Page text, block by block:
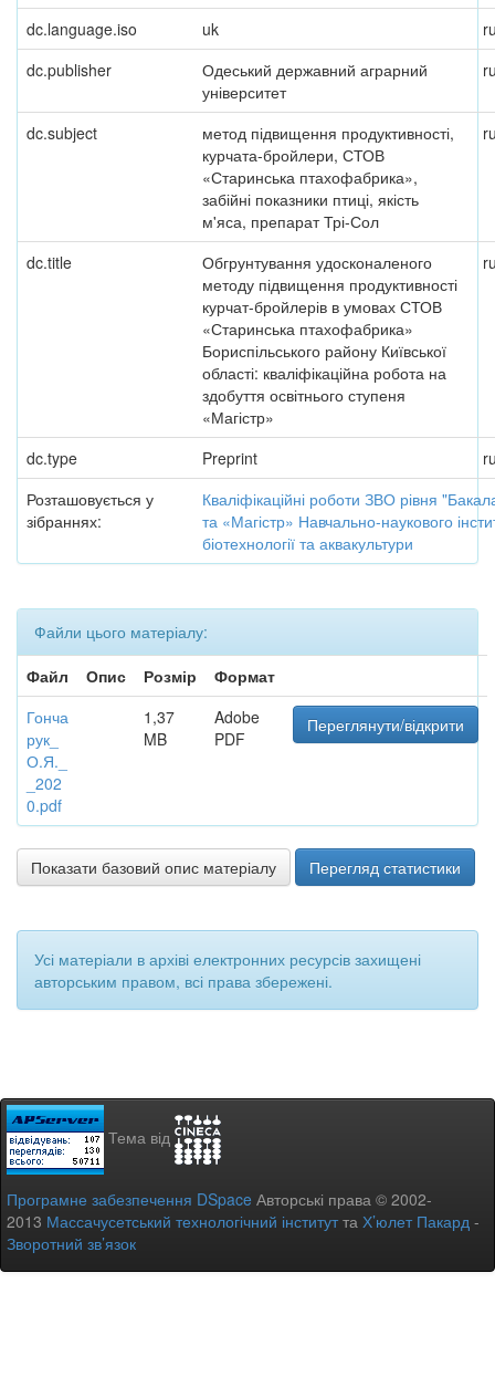
dc.language.iso uk
dc.publisher
Одеський державний аграрний
університет
dc.subject
метод підвищення продуктивності,
курчата-бройлери, СТОВ
«Старинська птахофабрика»,
забійні показники птиці, якість
м'яса, препарат Трі-Сол
dc.title
Обгрунтування удосконаленого
методу підвищення продуктивності
курчат-бройлерів в умовах СТОВ
«Старинська птахофабрика»
Бориспільського району Київської
області: кваліфікаційна робота на
здобуття освітнього ступеня
«Магістр»
dc.type Preprint
Розташовується у
зібраннях:
Кваліфікаційні роботи ЗВО рівня
та «Магістр» Навчально-наукового
біотехнології та аквакультури
Файли цього матеріалу:
Файл
Опис Розмір
Формат
Гонча
рук_
О.Я._
_202
0.pdf
1,37
MB
Adobe
PDF
Переглянути/відкрити
Показати базовий опис матеріалу Перегляд статистики
Усі матеріали в архіві електронних ресурсів захищені
авторським правом, всі права збережені.
Тема від
Програмне забезпечення DSpace Авторські права © 2002-
2013 Массачусетський технологічний інститутта Х’юлет Пакард -
Зворотний зв’язок